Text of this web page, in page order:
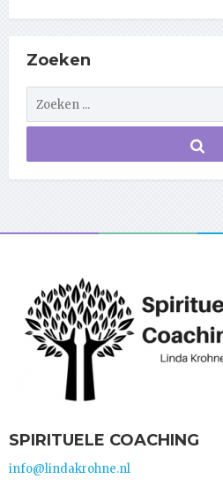
Zoeken
SPIRITUELE COACHING
info@lindakrohne.nl